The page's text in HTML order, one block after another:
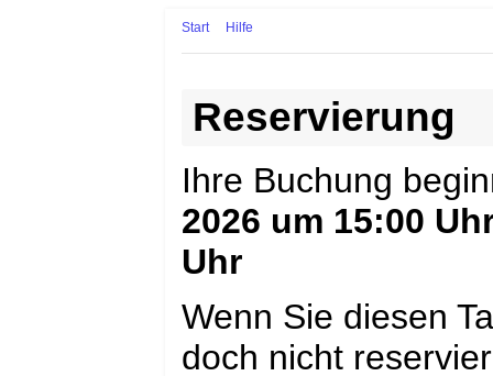
Start Hilfe
Reservierung
Ihre Buchung
2026 um 15:00
Uhr
Wenn Sie diesen
doch nicht